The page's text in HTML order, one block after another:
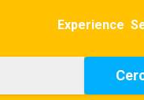
Experience